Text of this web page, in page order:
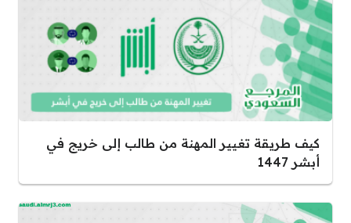
كيف طريقة تغيير المهنة من طالب إلى خريج في
أبشر 1447